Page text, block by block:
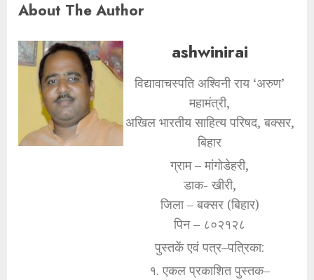
About The Author
ashwinirai
विद्यावाचस्पति अश्विनी राय ‘अरुण’
महामंत्री,
अखिल भारतीय साहित्य परिषद, बक्सर,
बिहार
ग्राम – मांगोडेहरी,
डाक- खीरी,
जिला – बक्सर (बिहार)
पिन – ८०२१२८
पुस्तकें एवं पत्र–पत्रिका:
१. एकल प्रकाशित पुस्तक–